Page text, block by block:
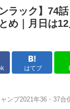
ラック】74話
め｜月日は
はてブ
ンプ2021年36・37合